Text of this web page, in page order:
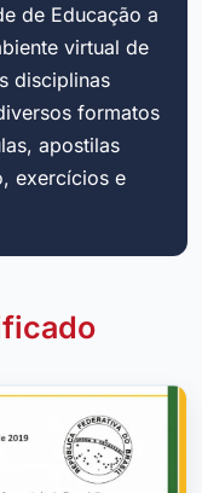
de Educação a
virtual de
disciplinas
formatos
apostilas
exercícios e